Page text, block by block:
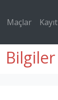
Maçlar Kayıt
Bilgiler